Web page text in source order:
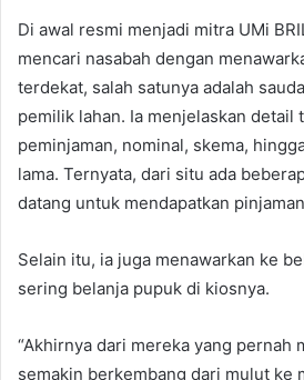
Di awal resmi menjadi mitra UMi
mencari nasabah dengan
terdekat, salah satunya adalah
pemilik lahan. Ia menjelaskan detail
peminjaman, nominal, skema,
lama. Ternyata, dari situ ada
datang untuk mendapatkan
Selain itu, ia juga menawarkan ke
sering belanja pupuk di kiosnya.
“Akhirnya dari mereka yang pernah
semakin berkembang dari mulut ke